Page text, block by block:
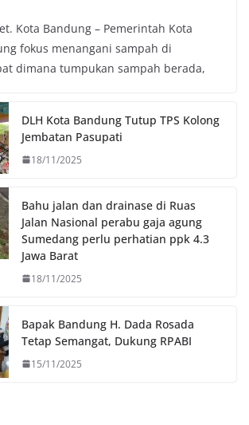
p
y
L
n
k
Kota Bandung – Pemerintah Kota
fokus menangani sampah di
dimana tumpukan sampah berada,
DLH Kota Bandung Tutup TPS Kolong
Jembatan Pasupati
18/11/2025
Bahu jalan dan drainase di Ruas
Jalan Nasional perabu gaja agung
Sumedang perlu perhatian ppk 4.3
Jawa Barat
18/11/2025
Bapak Bandung H. Dada Rosada
Tetap Semangat, Dukung RPABI
15/11/2025